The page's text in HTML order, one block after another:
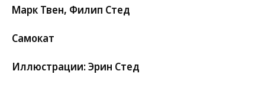
Марк Твен, Филип Стед
Самокат
Иллюстрации: Эрин Стед